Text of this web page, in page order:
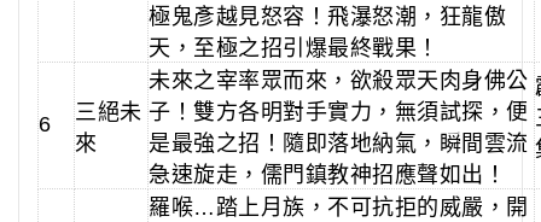
極鬼彥越見怒容！飛瀑怒潮，狂龍傲
天，至極之招引爆最終戰果！
6
三絕未
來
未來之宰率眾而來，欲殺眾天肉身佛公
子！雙方各明對手實力，無須試探，便
是最強之招！隨即落地納氣，瞬間雲流
急速旋走，儒門鎮教神招應聲如出！
羅喉…踏上月族，不可抗拒的威嚴，開